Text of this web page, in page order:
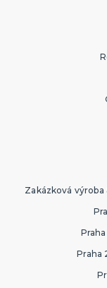
Zakázková výroba
Praha